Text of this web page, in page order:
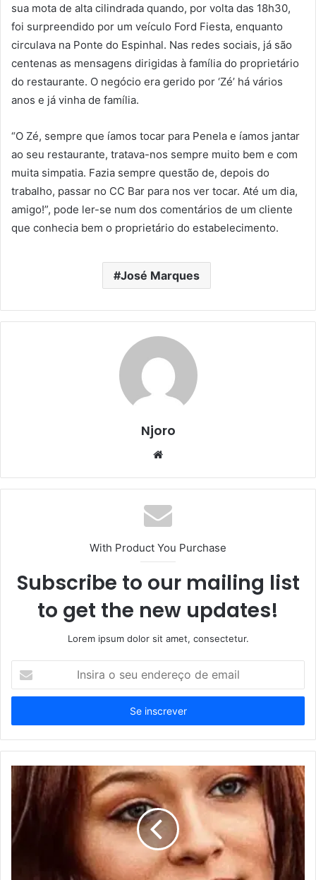
sua mota de alta cilindrada quando, por volta das 18h30,
foi surpreendido por um veículo Ford Fiesta, enquanto
circulava na Ponte do Espinhal. Nas redes sociais, já são
centenas as mensagens dirigidas à família do proprietário
do restaurante. O negócio era gerido por ‘Zé’ há vários
anos e já vinha de família.
“O Zé, sempre que íamos tocar para Penela e íamos jantar
ao seu restaurante, tratava-nos sempre muito bem e com
muita simpatia. Fazia sempre questão de, depois do
trabalho, passar no CC Bar para nos ver tocar. Até um dia,
amigo!”, pode ler-se num dos comentários de um cliente
que conhecia bem o proprietário do estabelecimento.
José Marques
Njoro
Website
With Product You Purchase
Subscribe to our mailing list
to get the new updates!
Lorem ipsum dolor sit amet, consectetur.
seu
de
email